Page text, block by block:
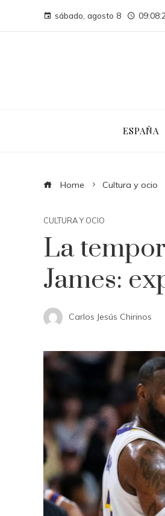
sábado, agosto 8
ESPAÑA
Home Cultura y ocio
CULTURA Y OCIO
La
James:
Carlos Jesús Chirinos